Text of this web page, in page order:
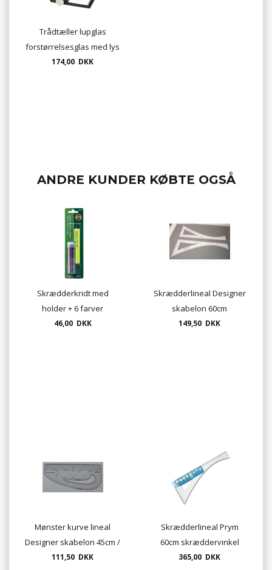
Trådtæller lupglas
forstørrelsesglas med lys
op til 5 gange
174,00 DKK
ANDRE KUNDER KØBTE OGSÅ
Skrædderkridt med
holder + 6 farver
46,00 DKK
Skrædderlineal Designer
skabelon 60cm
skræddervinkel
149,50 DKK
Mønster kurve lineal
Designer skabelon 45cm /
18" ærmelineal
111,50 DKK
Skrædderlineal Prym
60cm skræddervinkel
365,00 DKK